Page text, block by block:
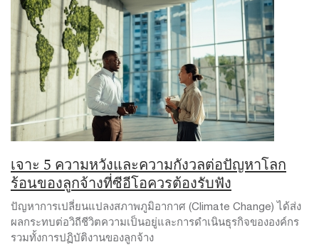
เจาะ 5 ความหวังและความกังวลต่อปัญหาโลก
ร้อนของลูกจ้างที่ซีอีโอควรต้องรับฟัง
ปัญหาการเปลี่ยนแปลงสภาพภูมิอากาศ (Climate Change) ได้ส่ง
ผลกระทบต่อวิถีชีวิตความเป็นอยู่และการดำเนินธุรกิจขององค์กร
รวมทั้งการปฏิบัติงานของลูกจ้าง